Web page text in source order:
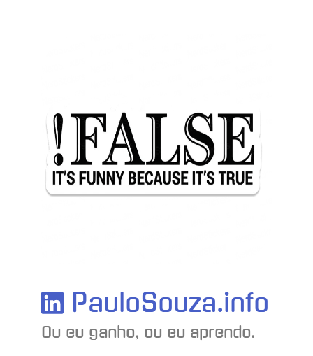
PauloSouza.info
Ou eu ganho, ou eu aprendo.